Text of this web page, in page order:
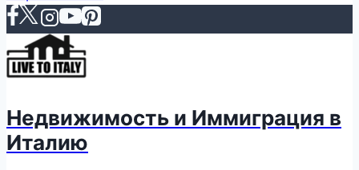
Недвижимость и Иммиграция в
Италию